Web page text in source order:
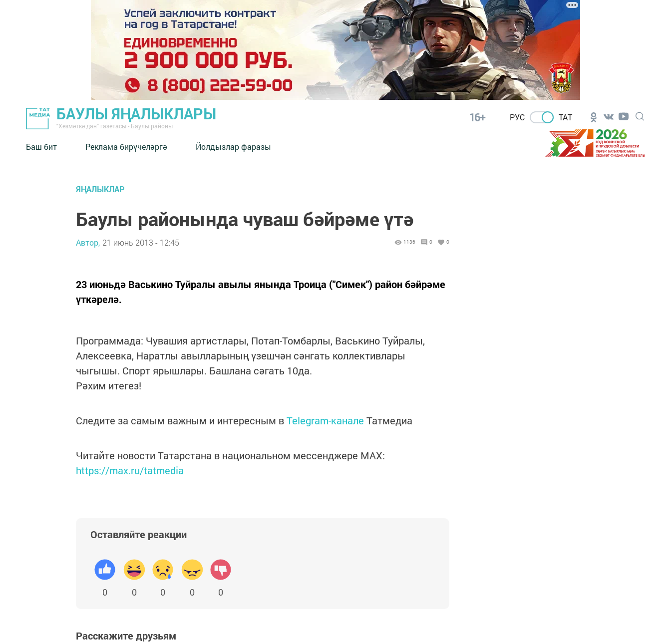
БАУЛЫ ЯҢАЛЫКЛАРЫ
"Хезмәткә дан" газетасы - Баулы районы
16+ РУС ТАТ
Баш бит Реклама бирүчеләргә Йолдызлар фаразы
ЯҢАЛЫКЛАР
Баулы районында чуваш бәйрәме үтә
Автор, 21 июнь 2013 - 12:45 1136 0 0
23 июньдә Васькино Туйралы авылы янында Троица ("Симек") район бәйрәме
үткәрелә.
Программада: Чувашия артистлары, Потап-Томбарлы, Васькино Туйралы,
Алексеевка, Наратлы авылларының үзешчән сәнгать коллективлары
чыгышы. Спорт ярышлары. Башлана сәгать 10да.
Рәхим итегез!
Следите за самым важным и интересным вTelegram-канале Татмедиа
Читайте новости Татарстана в национальном мессенджере MАХ:
https://max.ru/tatmedia
Оставляйте реакции
0 0 0 0 0
Расскажите друзьям